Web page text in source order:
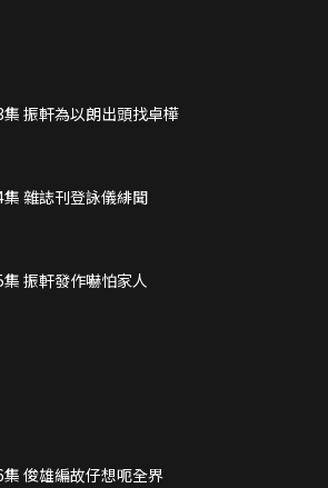
集 振軒為以朗出頭找卓樺
集 雜誌刊登詠儀緋聞
集 振軒發作嚇怕家人
集 俊雄編故仔想呃全界